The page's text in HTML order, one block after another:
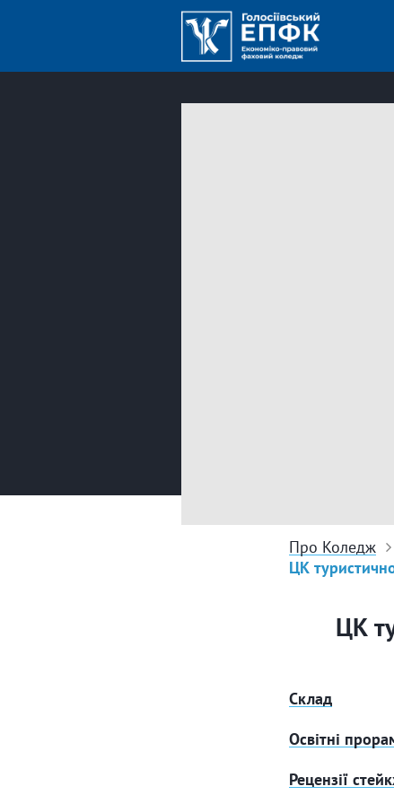
Про Коледж
ЦК
ЦК
Склад
Освітні
Рецензії